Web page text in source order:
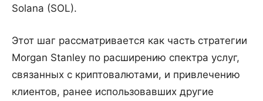
Solana (SOL).
Этот шаг рассматривается как часть стратегии
Morgan Stanley по расширению спектра услуг,
связанных с криптовалютами, и привлечению
клиентов, ранее использовавших другие